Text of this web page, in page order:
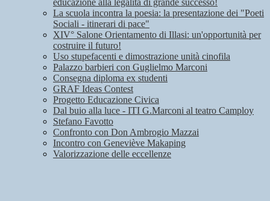
educazione alla legalità di grande successo!
La scuola incontra la poesia: la presentazione dei "Poeti
Sociali - itinerari di pace"
XIV° Salone Orientamento di Illasi: un'opportunità per
costruire il futuro!
Uso stupefacenti e dimostrazione unità cinofila
Palazzo barbieri con Guglielmo Marconi
Consegna diploma ex studenti
GRAF Ideas Contest
Progetto Educazione Civica
Dal buio alla luce - ITI G.Marconi al teatro Camploy
Stefano Favotto
Confronto con Don Ambrogio Mazzai
Incontro con Geneviève Makaping
Valorizzazione delle eccellenze